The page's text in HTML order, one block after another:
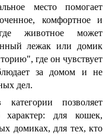
место помогает
комфортное и
где животное может
лежак или домик
где он чувствует
за домом и не
дел.
позволяет
для кошек,
домиках, для тех, кто